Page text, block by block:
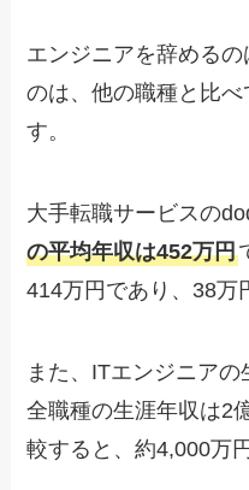
エンジニアを辞める
のは、他の職種と比
す。
大手転職サービスの
の平均年収は452万円
414万円であり、38万
また、ITエンジニアの
全職種の生涯年収は2
較すると、約4,000万